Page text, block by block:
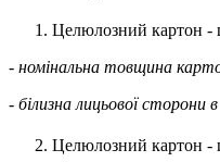
Целюлозний картон -
- номінальна товщина
- білизна лицьової
Целюлозний картон -